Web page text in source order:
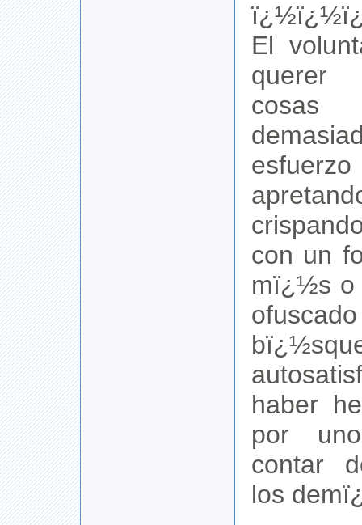
El
querer
cosas
esfuerzo
con un
mï¿½s o
haber
por
contar
los